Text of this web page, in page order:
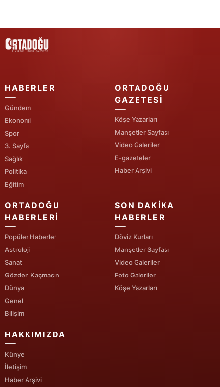
Tokat
Trabzon
Tunceli
Şanlıurfa
Uşak
Zonguldak
Aksaray
Bayburt
Karaman
Kırıkkale
HABERLER
Gündem
Ekonomi
Spor
3. Sayfa
Sağlık
Politika
Eğitim
ORTADOĞU
GAZETESI
Köşe Yazarları
Manşetler Sayfası
Video Galeriler
E-gazeteler
Haber Arşivi
ORTADOĞU
HABERLERI
Popüler Haberler
Astroloji
Sanat
Gözden Kaçmasın
Dünya
Genel
Bilişim
SON DAKIKA
HABERLER
Döviz Kurları
Manşetler Sayfası
Video Galeriler
Foto Galeriler
Köşe Yazarları
HAKKIMIZDA
Künye
İletişim
Haber Arşivi